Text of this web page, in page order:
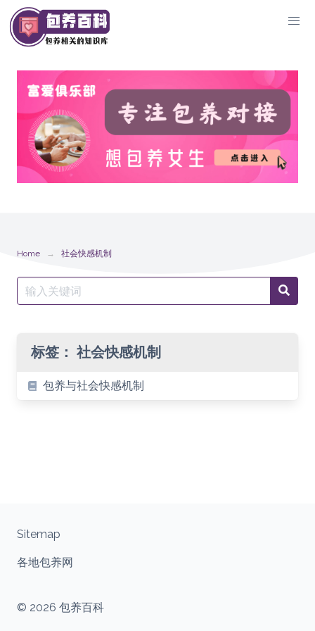
Skip
to
content
Home 社会快感机制
Search
for:
标签： 社会快感机制
包养与社会快感机制
© 2026 包养百科
Sitemap
各地包养网